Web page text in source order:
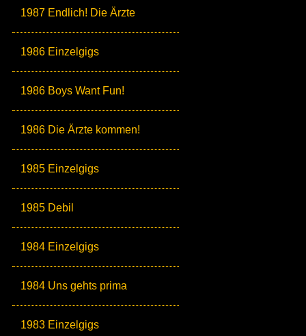
1987 Endlich! Die Ärzte
1986 Einzelgigs
1986 Boys Want Fun!
1986 Die Ärzte kommen!
1985 Einzelgigs
1985 Debil
1984 Einzelgigs
1984 Uns gehts prima
1983 Einzelgigs